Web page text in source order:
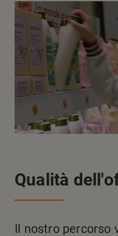
Qualità
Il nostro percorso